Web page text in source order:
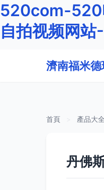
520com-520
自拍视频网
濟南福米德
首頁 產品大全
丹佛